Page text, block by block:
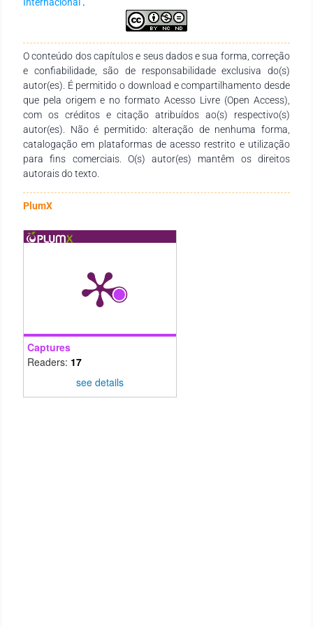
da Agricultura, Pecuária e Abastecimento, estabeleceu novas
regras acerca das boas práticas de manejo e bem-estar
a primeira legislação acerca do bem-estar de suínos. As
novas adequações entraram em vigor no dia 1º e fevereiro de
2021 e trouxeram prazos e datas limites aos produtores.
Nesta revisão bibliográfica traremos os principais pontos
relacionados ao bem-estar de suínos e as novas regras
estabelecidas pela legislação brasileira.
O conteúdo dos capítulos e seus dados e sua forma, correção
e confiabilidade, são de responsabilidade exclusiva do(s)
autor(es). É permitido o download e compartilhamento desde
que pela origem e no formato Acesso Livre (Open Access),
com os créditos e citação atribuídos ao(s) respectivo(s)
autor(es). Não é permitido: alteração de nenhuma forma,
catalogação em plataformas de acesso restrito e utilização
para fins comerciais. O(s) autor(es) mantêm os direitos
autorais do texto.
PlumX
Captures
Readers: 17
see details